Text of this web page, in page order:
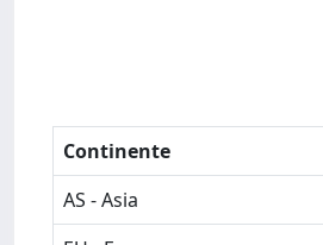
Continente
AS - Asia